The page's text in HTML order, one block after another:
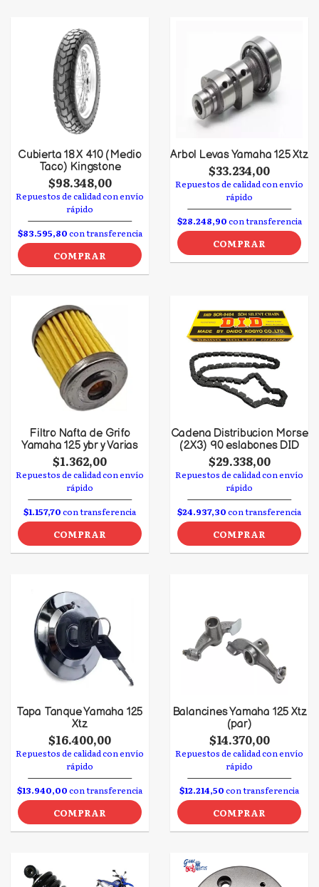
Cubierta 18 X 410 (Medio
Taco) Kingstone
$98.348,00
Repuestos de calidad con envío
rápido
$83.595,80con transferencia
COMPRAR
Arbol Levas Yamaha 125 Xtz
$33.234,00
Repuestos de calidad con envío
rápido
$28.248,90con transferencia
COMPRAR
Filtro Nafta de Grifo
Yamaha 125 ybr y Varias
$1.362,00
Repuestos de calidad con envío
rápido
$1.157,70con transferencia
COMPRAR
Cadena Distribucion Morse
(2X3) 90 eslabones DID
$29.338,00
Repuestos de calidad con envío
rápido
$24.937,30con transferencia
COMPRAR
Tapa Tanque Yamaha 125
Xtz
$16.400,00
Repuestos de calidad con envío
rápido
$13.940,00con transferencia
COMPRAR
Balancines Yamaha 125 Xtz
(par)
$14.370,00
Repuestos de calidad con envío
rápido
$12.214,50con transferencia
COMPRAR